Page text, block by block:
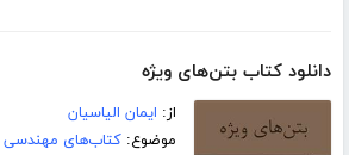
دانلود کتاب بتن‌های ویژه
از: ایمان الیاسیان
موضوع:کتاب‌های مهندسی